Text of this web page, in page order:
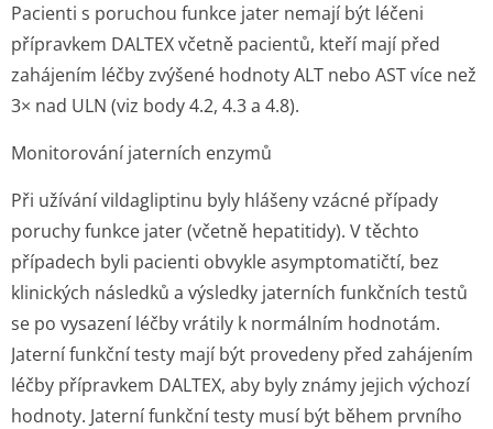
Pacienti s poruchou funkce jater nemají být léčeni
přípravkem DALTEX včetně pacientů, kteří mají před
zahájením léčby zvýšené hodnoty ALT nebo AST více než
3× nad ULN (viz body 4.2, 4.3 a 4.8).
Monitorování jaterních enzymů
Při užívání vildagliptinu byly hlášeny vzácné případy
poruchy funkce jater (včetně hepatitidy). V těchto
případech byli pacienti obvykle asymptomatičtí, bez
klinických následků a výsledky jaterních funkčních testů
se po vysazení léčby vrátily k normálním hodnotám.
Jaterní funkční testy mají být provedeny před zahájením
léčby přípravkem DALTEX, aby byly známy jejich výchozí
hodnoty. Jaterní funkční testy musí být během prvního